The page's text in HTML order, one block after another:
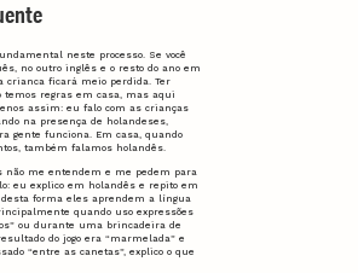
neste processo. Se você
no outro inglês e o resto do ano em
crianca ficará meio perdida. Ter
temos regras em casa, mas aqui
assim: eu falo com as crianças
na presença de holandeses,
gente funciona. Em casa, quando
também falamos holandês.
não me entendem e me pedem para
eu explico em holandês e repito em
desta forma eles aprendem a língua
quando uso expressões
ou durante uma brincadeira de
do jogo era “marmelada” e
“entre as canetas”, explico o que